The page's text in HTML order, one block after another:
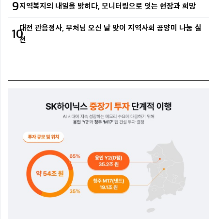
9지역복지의 내일을 밝히다, 모니터링으로 잇는 현장과 희망
10대전 관음정사, 부처님 오신 날 맞이 지역사회 공양미 나눔 실
천